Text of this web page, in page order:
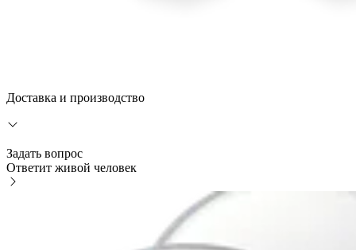
Доставка и производство
Задать вопрос
Ответит живой человек